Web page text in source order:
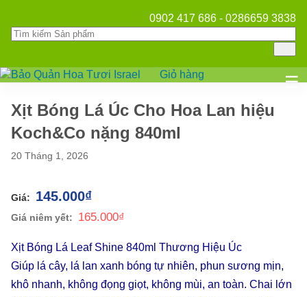
0902 417 686 - 0286659 3838
☰
Giỏ hàng
Xịt Bóng Lá Úc Cho Hoa Lan hiệu
Koch&Co nặng 840ml
20 Tháng 1, 2026
165.000₫
145.000₫
Xịt Bóng Lá Leaf Shine 840ml Thương Hiệu Úc
Giúp lá cây, lá lan xanh bóng tự nhiên, phun sương mịn,
khô nhanh, không đọng giọt, không mùi, an toàn. Chai lớn